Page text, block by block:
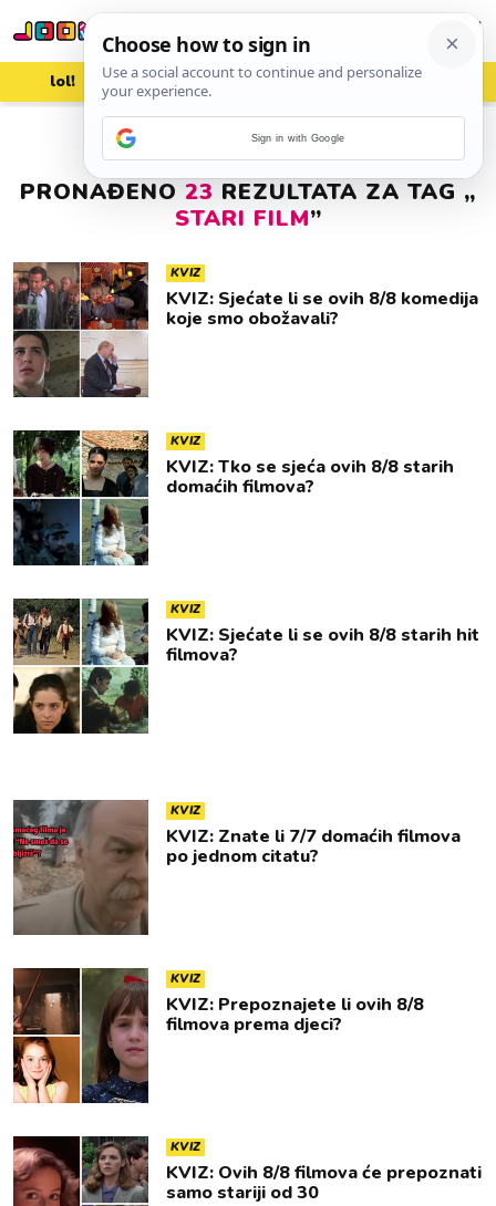
lol! aww vrh! woot?!
PRONAĐENO 23 REZULTATA ZA TAG „
STARI FILM”
KVIZ
KVIZ: Sjećate li se ovih 8/8 komedija
koje smo obožavali?
KVIZ
KVIZ: Tko se sjeća ovih 8/8 starih
domaćih filmova?
KVIZ
KVIZ: Sjećate li se ovih 8/8 starih hit
filmova?
KVIZ
KVIZ: Znate li 7/7 domaćih filmova
po jednom citatu?
KVIZ
KVIZ: Prepoznajete li ovih 8/8
filmova prema djeci?
KVIZ
KVIZ: Ovih 8/8 filmova će prepoznati
samo stariji od 30
Sign in with Google